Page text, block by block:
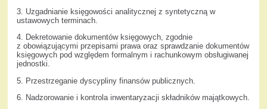
3. Uzgadnianie księgowości analitycznej z syntetyczną w
ustawowych terminach.
4. Dekretowanie dokumentów księgowych, zgodnie
z obowiązującymi przepisami prawa oraz sprawdzanie dokumentów
księgowych pod względem formalnym i rachunkowym obsługiwanej
jednostki.
5. Przestrzeganie dyscypliny finansów publicznych.
6. Nadzorowanie i kontrola inwentaryzacji składników majątkowych.